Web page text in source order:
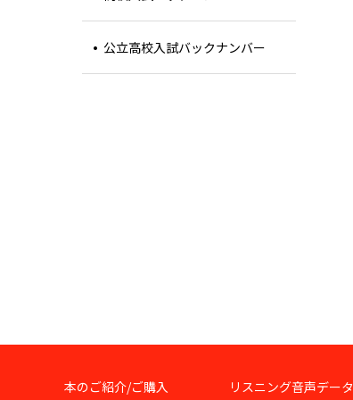
公立高校入試バックナンバー
本のご紹介/ご購入 リスニング音声データ